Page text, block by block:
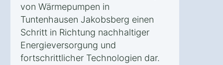
von Wärmepumpen in
Tuntenhausen Jakobsberg einen
Schritt in Richtung nachhaltiger
Energieversorgung und
fortschrittlicher Technologien dar.